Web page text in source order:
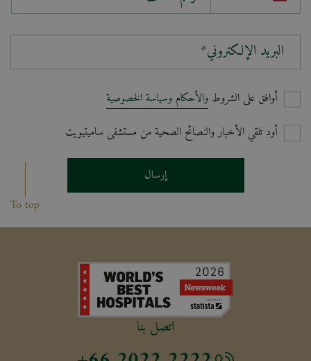
البريد الإلكتروني*
أوافق على الشروط والأحكام وسياسة الخصوصية
أود تلقي الأخبار والنصائح الصحية من مستشفى ساميتيويت
إرسال
To top
اتصل بنا